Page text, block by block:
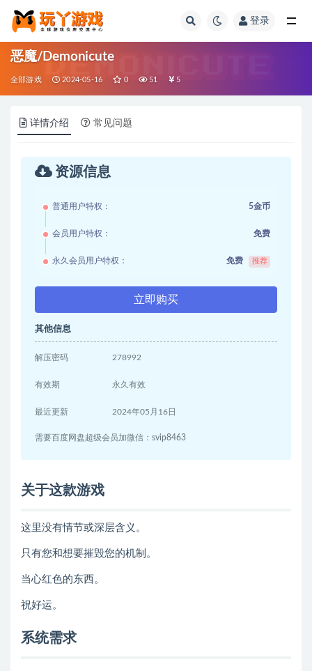
登录
恶魔/Demonicute
全部游戏 2024-05-16 0 51 5
详情介绍 常见问题
资源信息
普通用户特权： 5金币
会员用户特权： 免费
永久会员用户特权： 免费 推荐
立即购买
其他信息
解压密码 278992
有效期 永久有效
最近更新 2024年05月16日
需要百度网盘超级会员加微信：svip8463
关于这款游戏
这里没有情节或深层含义。
只有您和想要摧毁您的机制。
当心红色的东西。
祝好运。
系统需求